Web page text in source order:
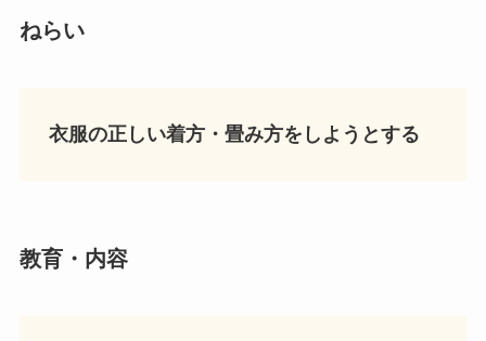
ねらい
衣服の正しい着方・畳み方をしようとする
教育・内容